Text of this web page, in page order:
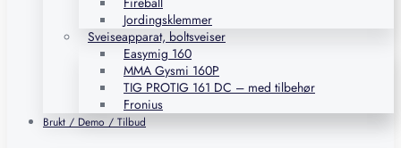
Jordingsklemmer
Sveiseapparat, boltsveiser
Easymig 160
MMA Gysmi 160P
TIG PROTIG 161 DC – med tilbehør
Fronius
Brukt / Demo / Tilbud